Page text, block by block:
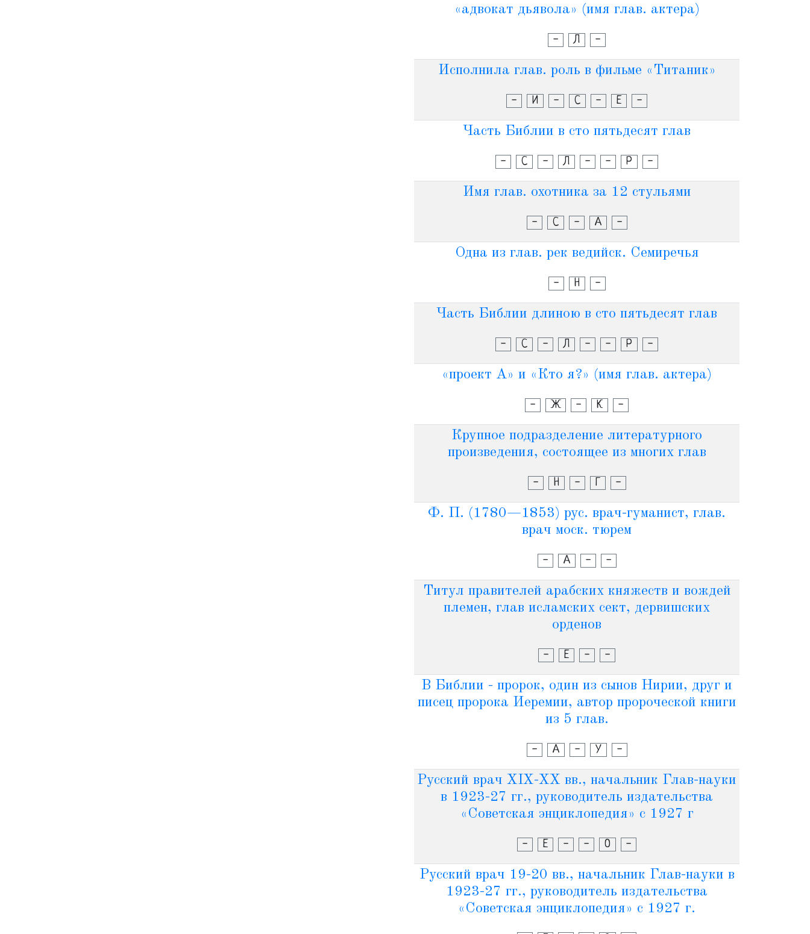
«адвокат дьявола» (имя глав. актера)
- Л -
Исполнила глав. роль в фильме «Титаник»
- И - С - Е -
Часть Библии в сто пятьдесят глав
- С - Л - - Р -
Имя глав. охотника за 12 стульями
- С - А -
Одна из глав. рек ведийск. Семиречья
- Н -
Часть Библии длиною в сто пятьдесят глав
- С - Л - - Р -
«проект А» и «Кто я?» (имя глав. актера)
- Ж - К -
Крупное подразделение литературного
произведения, состоящее из многих глав
- Н - Г -
Ф. П. (1780—1853) рус. врач-гуманист, глав.
врач моск. тюрем
- А - -
Титул правителей арабских княжеств и вождей
племен, глав исламских сект, дервишских
орденов
- Е - -
В Библии - пророк, один из сынов Нирии, друг и
писец пророка Иеремии, автор пророческой книги
из 5 глав.
- А - У -
Русский врач XIX-XX вв., начальник Глав-науки
в 1923-27 гг., руководитель издательства
«Советская энциклопедия» с 1927 г
- Е - - О -
Русский врач 19-20 вв., начальник Глав-науки в
1923-27 гг., руководитель издательства
«Советская энциклопедия» с 1927 г.